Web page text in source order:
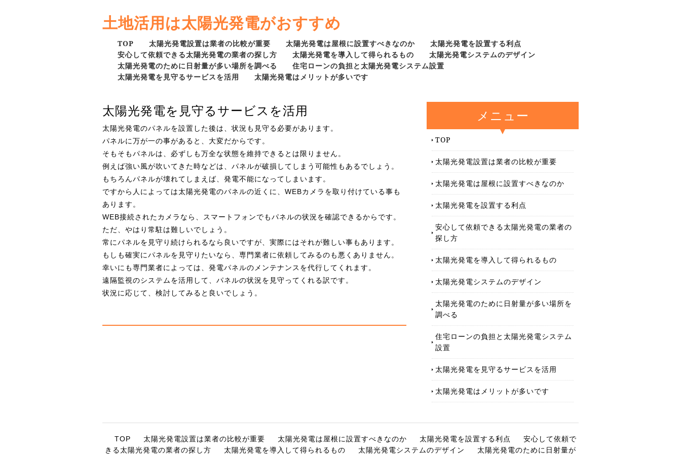
土地活用は太陽光発電がおすすめ
TOP 太陽光発電設置は業者の比較が重要 太陽光発電は屋根に設置すべきなのか
太陽光発電を設置する利点
安心して依頼できる太陽光発電の業者の探し方
太陽光発電を導入して得られるもの
太陽光発電システムのデザイン
太陽光発電のために日射量が多い場所を調べる
住宅ローンの負担と太陽光発電システム設置
太陽光発電を見守るサービスを活用
太陽光発電はメリットが多いです
太陽光発電を見守るサービスを活用
太陽光発電のパネルを設置した後は、状況も見守る必要があります。
パネルに万が一の事があると、大変だからです。
そもそもパネルは、必ずしも万全な状態を維持できるとは限りません。
例えば強い風が吹いてきた時などは、パネルが破損してしまう可能性もあるでしょう。
もちろんパネルが壊れてしまえば、発電不能になってしまいます。
ですから人によっては太陽光発電のパネルの近くに、WEBカメラを取り付けている事も
あります。
WEB接続されたカメラなら、スマートフォンでもパネルの状況を確認できるからです。
ただ、やはり常駐は難しいでしょう。
常にパネルを見守り続けられるなら良いですが、実際にはそれが難しい事もあります。
もしも確実にパネルを見守りたいなら、専門業者に依頼してみるのも悪くありません。
幸いにも専門業者によっては、発電パネルのメンテナンスを代行してくれます。
遠隔監視のシステムを活用して、パネルの状況を見守ってくれる訳です。
状況に応じて、検討してみると良いでしょう。
メニュー
TOP
太陽光発電設置は業者の比較が重要
太陽光発電は屋根に設置すべきなのか
太陽光発電を設置する利点
安心して依頼できる太陽光発電の業者の
探し方
太陽光発電を導入して得られるもの
太陽光発電システムのデザイン
太陽光発電のために日射量が多い場所を
調べる
住宅ローンの負担と太陽光発電システム
設置
太陽光発電を見守るサービスを活用
太陽光発電はメリットが多いです
TOP 太陽光発電設置は業者の比較が重要 太陽光発電は屋根に設置すべきなのか 太陽光発電を設置する利点
安心して依頼で
きる太陽光発電の業者の探し方
太陽光発電を導入して得られるもの 太陽光発電システムのデザイン 太陽光発電のために日射量が